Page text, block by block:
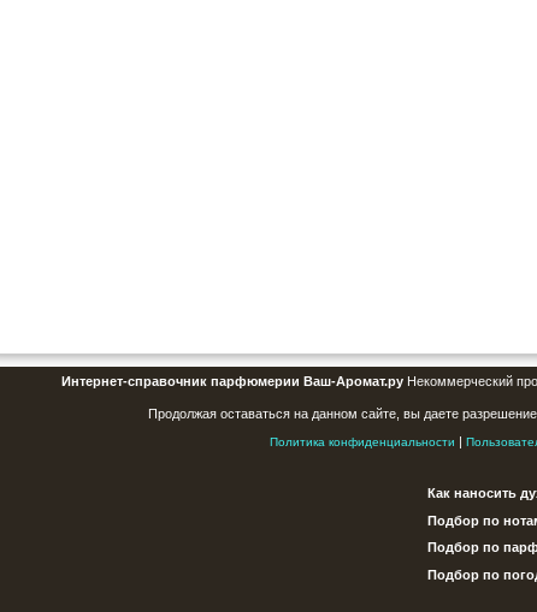
Интернет-справочник парфюмерии Ваш-Аромат.руНекоммерческий
Продолжая оставаться на данном сайте, вы даете
Политика конфиденциальности |
Как наносить
Подбор по
Подбор по
Подбор по